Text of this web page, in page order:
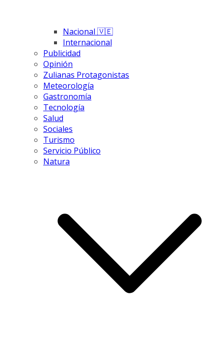
Nacional 🇻🇪
Internacional
Publicidad
Opinión
Zulianas Protagonistas
Meteorología
Gastronomía
Tecnología
Salud
Sociales
Turismo
Servicio Público
Natura